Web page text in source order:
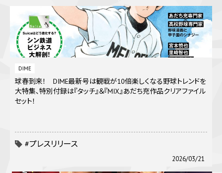
DIME
球春到来！ DIME最新号は観戦が10倍楽しくなる野球トレンドを
大特集、特別付録は『タッチ』＆『MIX』あだち充作品クリアファイル
セット！
#プレスリリース
2026/03/21